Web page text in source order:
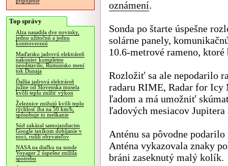
Top správy
Alza nasadila dve novinky,
jednu užitočnú a jednu
kontroverznú
Maďarsko jadrovú elektráreň
nakoniec kompletne
neodstavilo, Rumunsko mení
tok Dunaja
Ďalšia jadrová elektráreň
južne od Slovenska musela
kvôli teplu znížiť výkon
Železnice znižujú kvôli teplu
rýchlosť iba na 50 km/h,
spôsobuje to meškanie
Súd zakázal samojazdiacim
Google taxíkom dobíjanie v
noci, rušili obyvateľov
NASA na diaľku na sonde
Voyager 2 úspešne znížila
spotrebu
oznámení.
Sonda po štarte úspešne
solárne panely,
10.6-metrové rameno,
Rozložiť sa ale nepodarilo
radaru RIME, Radar for Icy
ľadom a má umožniť
ľadových mesiacov
Anténu sa pôvodne
Anténa vykazovala znaky
bráni zaseknutý malý kolík.